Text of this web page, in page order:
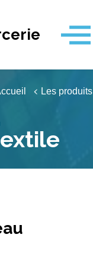
Les produits
extile